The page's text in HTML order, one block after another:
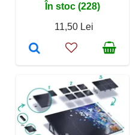
În stoc (228)
11,50 Lei